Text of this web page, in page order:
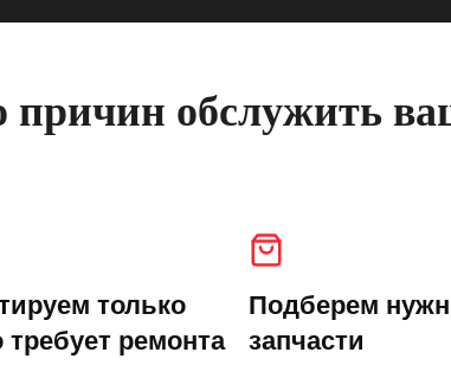
причин обслужить
только
требует ремонта
Подберем
запчасти